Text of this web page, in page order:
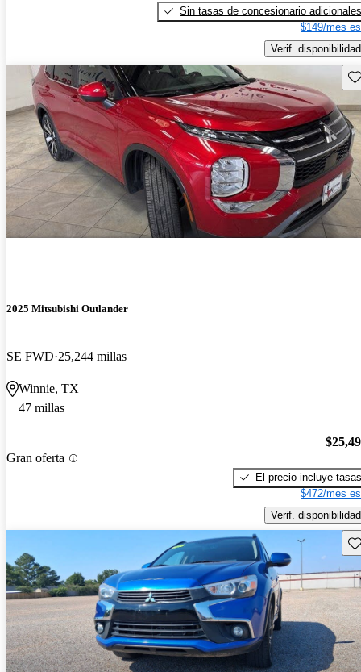
Sin tasas de concesionario adicionales
$149/mes
Verif. disponibilidad
2025 Mitsubishi Outlander
SE FWD 25,244 millas
Winnie, TX
47 millas
Gran oferta
El precio incluye tasas
$472/mes
Verif. disponibilidad